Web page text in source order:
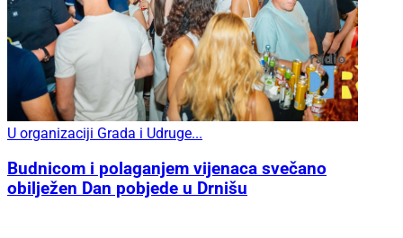
U organizaciji Grada i Udruge...
Budnicom i polaganjem vijenaca svečano
obilježen Dan pobjede u Drnišu